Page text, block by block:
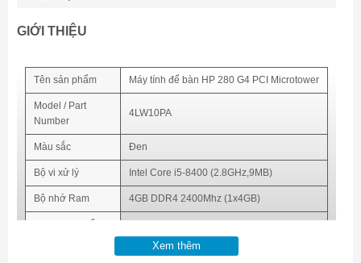
GIỚI THIỆU
Tên sản phẩm Máy tính để bàn HP 280 G4 PCI Microtower
Model / Part
Number
4LW10PA
Màu sắc Đen
Bộ vi xử lý Intel Core i5-8400 (2.8GHz,9MB)
Bộ nhớ Ram 4GB DDR4 2400Mhz (1x4GB)
Xem thêm